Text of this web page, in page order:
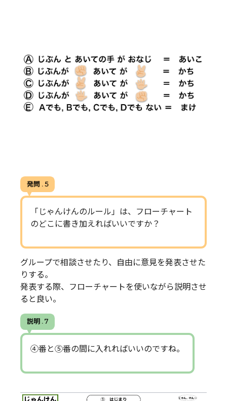
発問 . 5
「じゃんけんのルール」は、フローチャート
のどこに書き加えればいいですか？
グループで相談させたり、自由に意見を発表させた
りする。
発表する際、フローチャートを使いながら説明させ
ると良い。
説明 . 7
④番と⑤番の間に入れればいいのですね。